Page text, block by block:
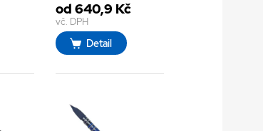
od 640,9 Kč
vč. DPH
Detail